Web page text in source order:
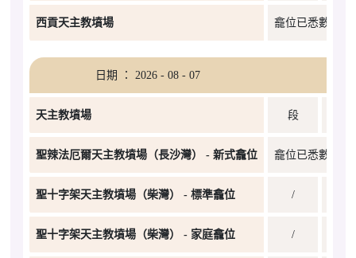
西貢天主教墳場 龕位已悉數編配
日期 ： 2026 - 08 - 07
天主教墳場 段
聖辣法厄爾天主教墳場（長沙灣） - 新式龕位 龕位已悉數編配
聖十字架天主教墳場（柴灣） - 標準龕位 /
聖十字架天主教墳場（柴灣） - 家庭龕位 /